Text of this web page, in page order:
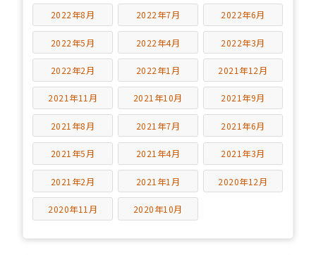
2022年8月 2022年7月 2022年6月
2022年5月 2022年4月 2022年3月
2022年2月 2022年1月 2021年12月
2021年11月 2021年10月 2021年9月
2021年8月 2021年7月 2021年6月
2021年5月 2021年4月 2021年3月
2021年2月 2021年1月 2020年12月
2020年11月 2020年10月